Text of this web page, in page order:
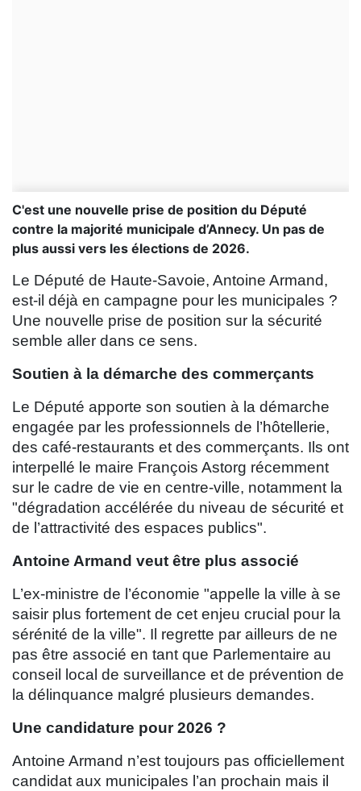
C'est une nouvelle prise de position du Député
contre la majorité municipale d’Annecy. Un pas de
plus aussi vers les élections de 2026.
Le Député de Haute-Savoie, Antoine Armand,
est-il déjà en campagne pour les municipales ?
Une nouvelle prise de position sur la sécurité
semble aller dans ce sens.
Soutien à la démarche des commerçants
Le Député apporte son soutien à la démarche
engagée par les professionnels de l’hôtellerie,
des café-restaurants et des commerçants. Ils ont
interpellé le maire François Astorg récemment
sur le cadre de vie en centre-ville, notamment la
"dégradation accélérée du niveau de sécurité et
de l’attractivité des espaces publics".
Antoine Armand veut être plus associé
L’ex-ministre de l’économie "appelle la ville à se
saisir plus fortement de cet enjeu crucial pour la
sérénité de la ville". Il regrette par ailleurs de ne
pas être associé en tant que Parlementaire au
conseil local de surveillance et de prévention de
la délinquance malgré plusieurs demandes.
Une candidature pour 2026 ?
Antoine Armand n’est toujours pas officiellement
candidat aux municipales l’an prochain mais il